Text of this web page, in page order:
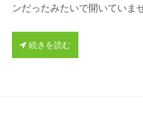
ンだったみたいで開いていま
続きを読む